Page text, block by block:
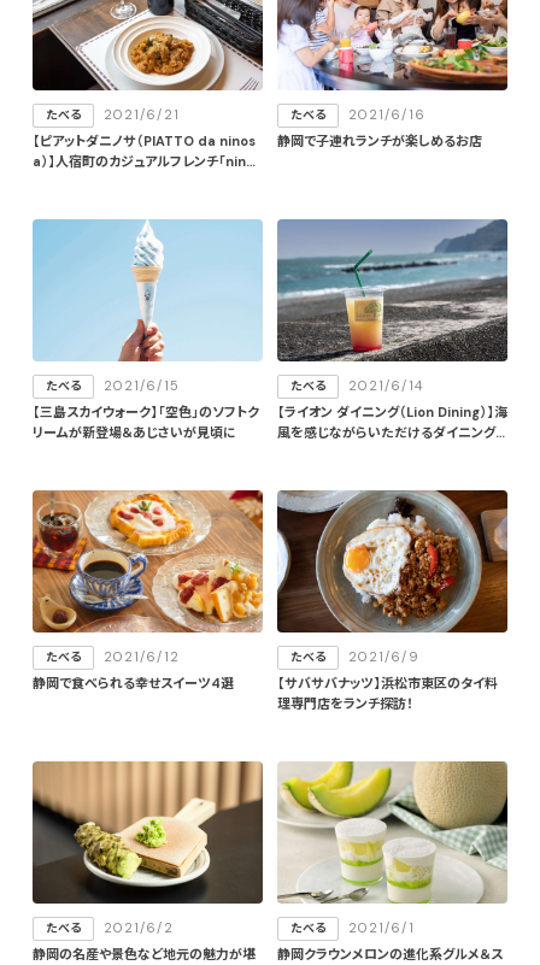
たべる
2021/6/21
【ピアットダニノサ（PIATTO da ninos
a）】人宿町のカジュアルフレンチ「ninos
通にオープン
たべる
2021/6/16
静岡で子連れランチが楽しめるお店
たべる
2021/6/15
【三島スカイウォーク】「空色」のソフトク
リームが新登場＆あじさいが見頃に
たべる
2021/6/14
【ライオン ダイニング（Lion Dining）】海
風を感じながらいただけるダイニングカ
たべる
2021/6/12
静岡で食べられる幸せスイーツ4選
たべる
2021/6/9
【サバサバナッツ】浜松市東区のタイ料
理専門店をランチ探訪！
たべる
2021/6/2
静岡の名産や景色など地元の魅力が堪
たべる
2021/6/1
静岡クラウンメロンの進化系グルメ＆ス